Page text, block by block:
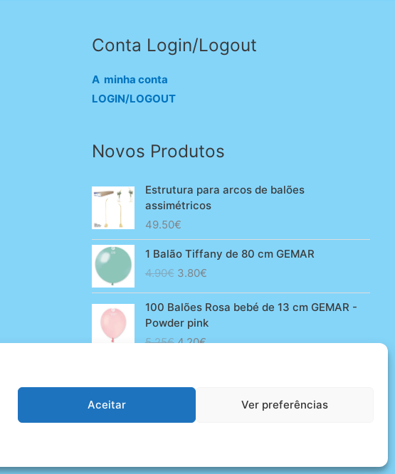
Aceitar Ver preferências
Conta Login/Logout
A minha conta
LOGIN/LOGOUT
Novos Produtos
Estrutura para arcos de balões
assimétricos
49.50€
1 Balão Tiffany de 80 cm GEMAR
4.90€ O
original
era:
4.90€.
3.80€O
atual
é:
100 Balões Rosa bebé de 13 cm GEMAR -
Powder pink
5.25€O
era:
4.20€O